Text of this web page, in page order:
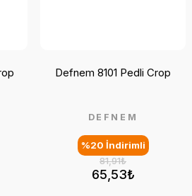
65,53₺
81,91₺
%20 İndirimli
DEFNEM
Defnem 8101 Pedli Crop